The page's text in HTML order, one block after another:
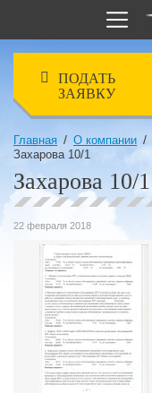
ПОДАТЬ
ЗАЯВКУ
Главная / О компании /
Захарова 10/1
Захарова 10/1
22 февраля 2018